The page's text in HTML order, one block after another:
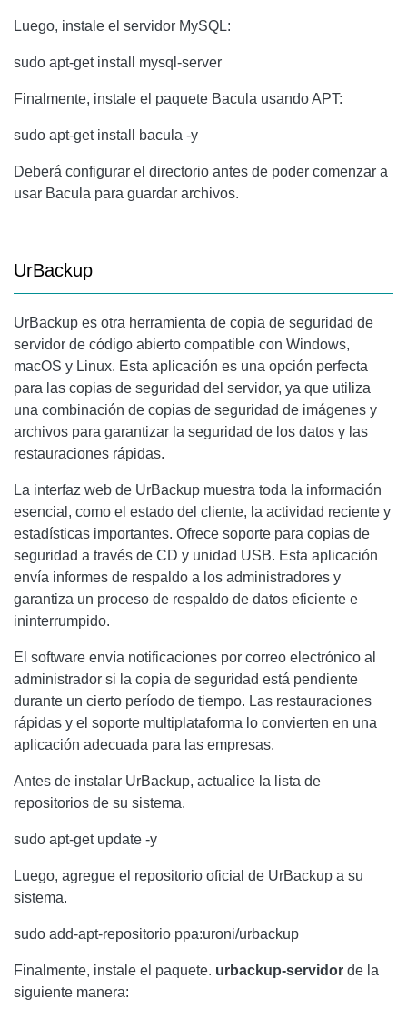
Luego, instale el servidor MySQL:
sudo apt-get install mysql-server
Finalmente, instale el paquete Bacula usando APT:
sudo apt-get install bacula -y
Deberá configurar el directorio antes de poder comenzar a
usar Bacula para guardar archivos.
UrBackup
UrBackup es otra herramienta de copia de seguridad de
servidor de código abierto compatible con Windows,
macOS y Linux. Esta aplicación es una opción perfecta
para las copias de seguridad del servidor, ya que utiliza
una combinación de copias de seguridad de imágenes y
archivos para garantizar la seguridad de los datos y las
restauraciones rápidas.
La interfaz web de UrBackup muestra toda la información
esencial, como el estado del cliente, la actividad reciente y
estadísticas importantes. Ofrece soporte para copias de
seguridad a través de CD y unidad USB. Esta aplicación
envía informes de respaldo a los administradores y
garantiza un proceso de respaldo de datos eficiente e
ininterrumpido.
El software envía notificaciones por correo electrónico al
administrador si la copia de seguridad está pendiente
durante un cierto período de tiempo. Las restauraciones
rápidas y el soporte multiplataforma lo convierten en una
aplicación adecuada para las empresas.
Antes de instalar UrBackup, actualice la lista de
repositorios de su sistema.
sudo apt-get update -y
Luego, agregue el repositorio oficial de UrBackup a su
sistema.
sudo add-apt-repositorio ppa:uroni/urbackup
Finalmente, instale el paquete. urbackup-servidor de la
siguiente manera: